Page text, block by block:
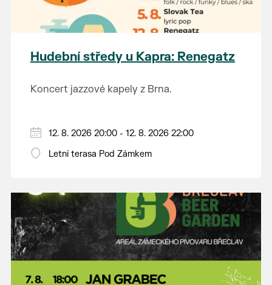
Hudební středy u Kapra: Renegatz
Koncert jazzové kapely z Brna.
12. 8. 2026 20:00 - 12. 8. 2026 22:00
Letní terasa Pod Zámkem